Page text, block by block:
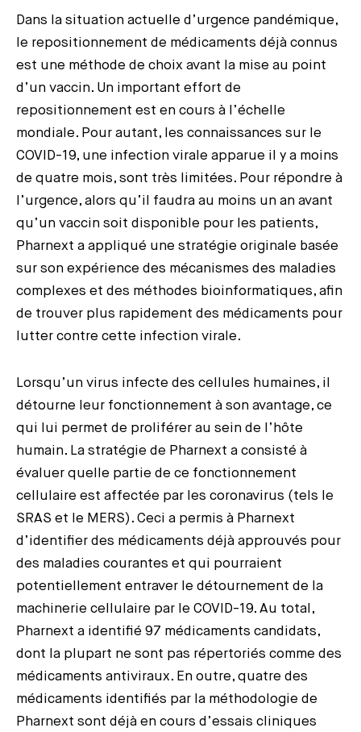
Dans la situation actuelle d’urgence pandémique,
le repositionnement de médicaments déjà connus
est une méthode de choix avant la mise au point
d’un vaccin. Un important effort de
repositionnement est en cours à l’échelle
mondiale. Pour autant, les connaissances sur le
COVID-19, une infection virale apparue il y a moins
de quatre mois, sont très limitées. Pour répondre à
l’urgence, alors qu’il faudra au moins un an avant
qu’un vaccin soit disponible pour les patients,
Pharnext a appliqué une stratégie originale basée
sur son expérience des mécanismes des maladies
complexes et des méthodes bioinformatiques, afin
de trouver plus rapidement des médicaments pour
lutter contre cette infection virale.
Lorsqu’un virus infecte des cellules humaines, il
détourne leur fonctionnement à son avantage, ce
qui lui permet de proliférer au sein de l’hôte
humain. La stratégie de Pharnext a consisté à
évaluer quelle partie de ce fonctionnement
cellulaire est affectée par les coronavirus (tels le
SRAS et le MERS). Ceci a permis à Pharnext
d’identifier des médicaments déjà approuvés pour
des maladies courantes et qui pourraient
potentiellement entraver le détournement de la
machinerie cellulaire par le COVID-19. Au total,
Pharnext a identifié 97 médicaments candidats,
dont la plupart ne sont pas répertoriés comme des
médicaments antiviraux. En outre, quatre des
médicaments identifiés par la méthodologie de
Pharnext sont déjà en cours d’essais cliniques